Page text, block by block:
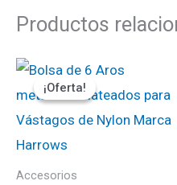
Productos
¡Oferta!
¡Oferta!
Accesorios
El
precio
original
₡1500.
El
precio
actual
₡1350.